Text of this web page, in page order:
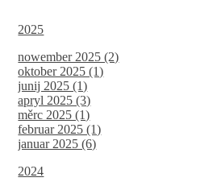
2025
nowember 2025 (2)
oktober 2025 (1)
junij 2025 (1)
apryl 2025 (3)
měrc 2025 (1)
februar 2025 (1)
januar 2025 (6)
2024